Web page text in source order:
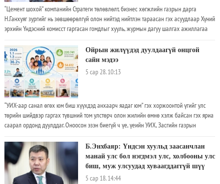
“Цемент шохой” компанийн Стратеги төлөвлөлт, бизнес хөгжлийн газрын дарга
Н.Ганхуяг зургийг нь зөвшөөрөлгүй олон нийтэд нийтлэн тараасан гэх асуудлаар Хүний
эрхийн Үндэсний комисст гаргасан гомдлыг хууль, журмын дагуу шалгах ажиллагаа
танилцуулж хэвлэлийн хурал хийлээ. 5 хүний бүрэлдэхүүнтэй ажлын хэсэг байгуулж,
ХЭҮК-ийн Хүний хувийн мэдээлэл хамгаалах хэлтсийн даргын албан үүргийг түр
орлон гүйцэтгэгч С.Ганзоригийн гаргасан дүгнэлтэд шалгалт хийсэн байна. Дүгнэлтэд:
Н.Ганхуягаас ирүүлсэн гомдолд хяналт тавьж ажилласан Хүний хувийн мэдээлэл
хамгаалах хэлтсийн дарга С.Ганзориг комиссын гишүүнээс өгсөн үүрэг чиглэлийн дагуу
ажиллаагүй, холбогдох хууль журмыг зөрчсөн болох нь тогтоогдож байна
Ойрын жилүүдэд дуулдаагүй онцгой
сайн мэдээ
5 сар 28. 10:13
“УИХ-аар санал өгөх юм биш хүүхдэд анхаарч яадаг юм” гэх хоржоонтой үгийг улс
төрийн шийдвэр гаргах түвшний том улстөрч олон жилийн өмнө хэлж байсан гэх яриа
саарал ордонд дуулддаг. Оноосон эзэн биегүй ч үе, үеийн УИХ, Засгийн газрын
шийдвэр гаргачид маань ингэж боддог юм байна даа гэдэгт 100 хувь санал нийлдэг
болсон нь үнэн
Б.Энхбаяр: Үндсэн хуульд заасанчлан
манай улс бол нэгдмэл улс, холбооны улс
биш, муж улсуудад хуваагддаггүй шүү
5 сар 18. 14:44